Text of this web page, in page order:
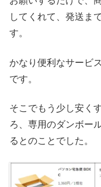
してくれて、発送ま
す。
かなり便利なサービ
です。
そこでもう少し安く
ろ、専用のダンボー
るとのことでした。